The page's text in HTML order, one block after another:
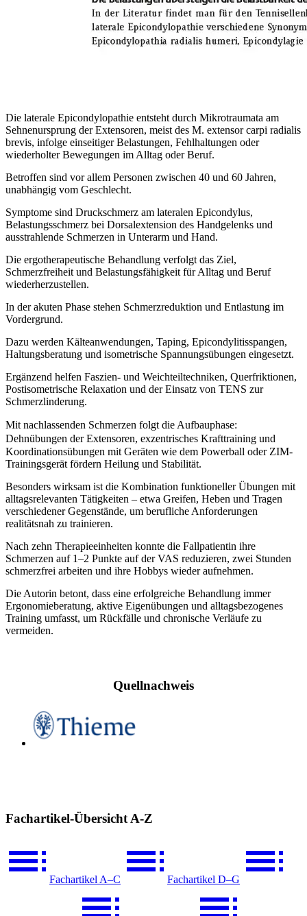
Die laterale Epicondylopathie entsteht durch Mikrotraumata am
Sehnenursprung der Extensoren, meist des M. extensor carpi radialis
brevis, infolge einseitiger Belastungen, Fehlhaltungen oder
wiederholter Bewegungen im Alltag oder Beruf.
Betroffen sind vor allem Personen zwischen 40 und 60 Jahren,
unabhängig vom Geschlecht.
Symptome sind Druckschmerz am lateralen Epicondylus,
Belastungsschmerz bei Dorsalextension des Handgelenks und
ausstrahlende Schmerzen in Unterarm und Hand.
Die ergotherapeutische Behandlung verfolgt das Ziel,
Schmerzfreiheit und Belastungsfähigkeit für Alltag und Beruf
wiederherzustellen.
In der akuten Phase stehen Schmerzreduktion und Entlastung im
Vordergrund.
Dazu werden Kälteanwendungen, Taping, Epicondylitisspangen,
Haltungsberatung und isometrische Spannungsübungen eingesetzt.
Ergänzend helfen Faszien- und Weichteiltechniken, Querfriktionen,
Postisometrische Relaxation und der Einsatz von TENS zur
Schmerzlinderung.
Mit nachlassenden Schmerzen folgt die Aufbauphase:
Dehnübungen der Extensoren, exzentrisches Krafttraining und
Koordinationsübungen mit Geräten wie dem Powerball oder ZIM-
Trainingsgerät fördern Heilung und Stabilität.
Besonders wirksam ist die Kombination funktioneller Übungen mit
alltagsrelevanten Tätigkeiten – etwa Greifen, Heben und Tragen
verschiedener Gegenstände, um berufliche Anforderungen
realitätsnah zu trainieren.
Nach zehn Therapieeinheiten konnte die Fallpatientin ihre
Schmerzen auf 1–2 Punkte auf der VAS reduzieren, zwei Stunden
schmerzfrei arbeiten und ihre Hobbys wieder aufnehmen.
Die Autorin betont, dass eine erfolgreiche Behandlung immer
Ergonomieberatung, aktive Eigenübungen und alltagsbezogenes
Training umfasst, um Rückfälle und chronische Verläufe zu
vermeiden.
Quellnachweis
Fachartikel-Übersicht A-Z
Fachartikel A–C Fachartikel D–G